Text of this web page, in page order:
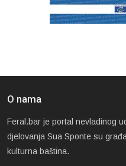
O nama
Feral.bar je portal nevladinog
djelovanja Sua Sponte su
kulturna baština.